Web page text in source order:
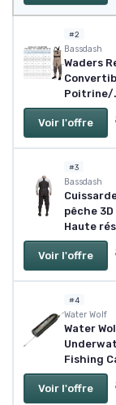
#2
Bassdash
Waders
Poitrine/
Voir l'offre
#3
Bassdash
pêche
Haute
Voir l'offre
#4
Water Wolf
Water
Fishing
Voir l'offre